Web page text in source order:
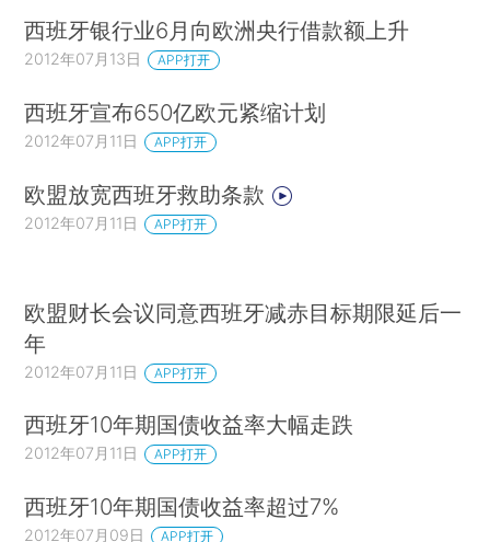
西班牙银行业6月向欧洲央行借款额上升
2012年07月13日 APP打开
西班牙宣布650亿欧元紧缩计划
2012年07月11日 APP打开
欧盟放宽西班牙救助条款
2012年07月11日 APP打开
欧盟财长会议同意西班牙减赤目标期限延后一
年
2012年07月11日 APP打开
西班牙10年期国债收益率大幅走跌
2012年07月11日 APP打开
西班牙10年期国债收益率超过7%
2012年07月09日 APP打开